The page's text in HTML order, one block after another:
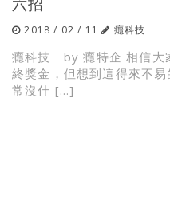
2018 / 02 / 11 癮科技
癮科技 by 癮特企 相信大
終獎金，但想到這得來不
常沒什 […]